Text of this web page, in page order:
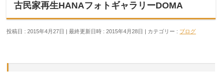
古民家再生HANAフォトギャラリーDOMA
投稿日 : 2015年4月27日 最終更新日時 : 2015年4月28日 カテゴリー : ブログ